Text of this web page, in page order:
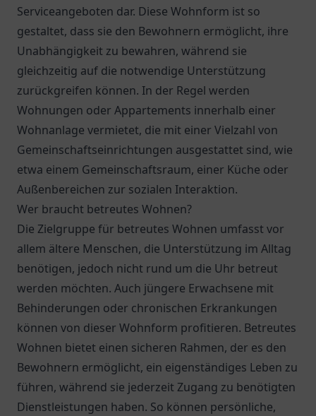
Serviceangeboten dar. Diese Wohnform ist so
gestaltet, dass sie den Bewohnern ermöglicht, ihre
Unabhängigkeit zu bewahren, während sie
gleichzeitig auf die notwendige Unterstützung
zurückgreifen können. In der Regel werden
Wohnungen oder Appartements innerhalb einer
Wohnanlage vermietet, die mit einer Vielzahl von
Gemeinschaftseinrichtungen ausgestattet sind, wie
etwa einem Gemeinschaftsraum, einer Küche oder
Außenbereichen zur sozialen Interaktion.
Wer braucht betreutes Wohnen?
Die Zielgruppe für betreutes Wohnen umfasst vor
allem ältere Menschen, die Unterstützung im Alltag
benötigen, jedoch nicht rund um die Uhr betreut
werden möchten. Auch jüngere Erwachsene mit
Behinderungen oder chronischen Erkrankungen
können von dieser Wohnform profitieren. Betreutes
Wohnen bietet einen sicheren Rahmen, der es den
Bewohnern ermöglicht, ein eigenständiges Leben zu
führen, während sie jederzeit Zugang zu benötigten
Dienstleistungen haben. So können persönliche,